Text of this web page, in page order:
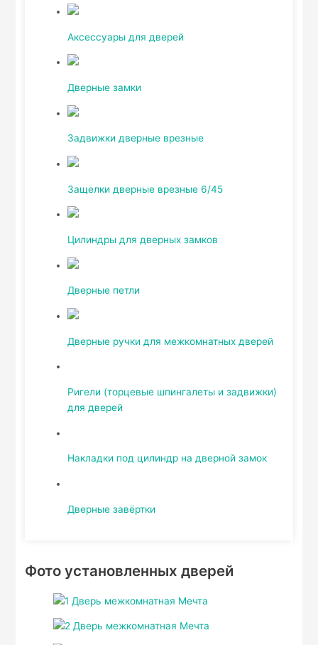
Аксессуары для дверей
Дверные замки
Задвижки дверные врезные
Защелки дверные врезные 6/45
Цилиндры для дверных замков
Дверные петли
Дверные ручки для межкомнатных дверей
Ригели (торцевые шпингалеты и задвижки)
для дверей
Накладки под цилиндр на дверной замок
Дверные завёртки
Фото установленных дверей